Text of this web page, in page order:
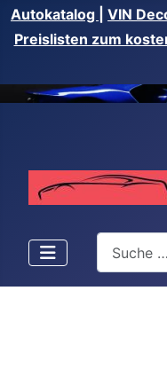
Autokatalog VIN
Preislisten zum